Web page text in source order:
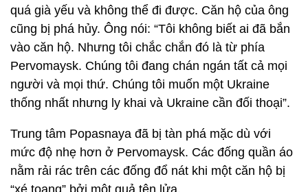
quá già yếu và không thể đi được. Căn hộ của ông
cũng bị phá hủy. Ông nói: “Tôi không biết ai đã bắn
vào căn hộ. Nhưng tôi chắc chắn đó là từ phía
Pervomaysk. Chúng tôi đang chán ngán tất cả mọi
người và mọi thứ. Chúng tôi muốn một Ukraine
thống nhất nhưng ly khai và Ukraine cần đối thoại”.
Trung tâm Popasnaya đã bị tàn phá mặc dù với
mức độ nhẹ hơn ở Pervomaysk. Các đống quần áo
nằm rải rác trên các đống đổ nát khi một căn hộ bị
“xé toang” bởi một quả tên lửa.